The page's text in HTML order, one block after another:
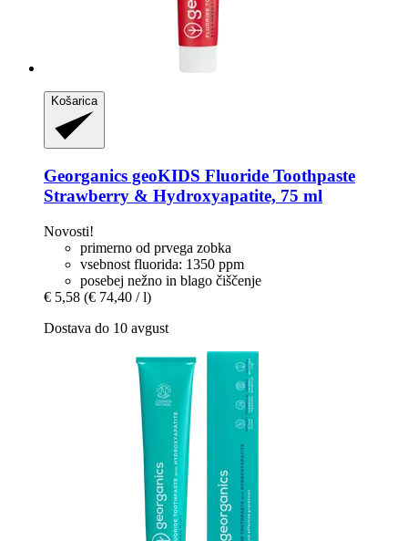
Košarica
Georganics geoKIDS Fluoride Toothpaste
Strawberry & Hydroxyapatite, 75 ml
Novosti!
primerno od prvega zobka
vsebnost fluorida: 1350 ppm
posebej nežno in blago čiščenje
€ 5,58 (€ 74,40 / l)
Dostava do 10 avgust